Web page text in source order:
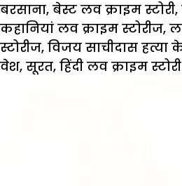
बरसाना, बेस्ट लव क्राइम स्टोरी,
कहानियां लव क्राइम स्टोरीज,
स्टोरीज, विजय साचीदास हत्या
वेश, सूरत, हिंदी लव क्राइम स्टोरी